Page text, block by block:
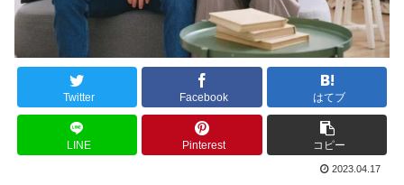
Twitter Facebook はてブ
LINE Pinterest コピー
2023.04.17